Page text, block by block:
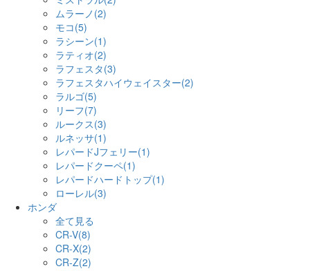
ムラーノ(2)
モコ(5)
ラシーン(1)
ラティオ(2)
ラフェスタ(3)
ラフェスタハイウェイスター(2)
ラルゴ(5)
リーフ(7)
ルークス(3)
ルネッサ(1)
レパードJフェリー(1)
レパードクーペ(1)
レパードハードトップ(1)
ローレル(3)
ホンダ
全て見る
CR-V(8)
CR-X(2)
CR-Z(2)